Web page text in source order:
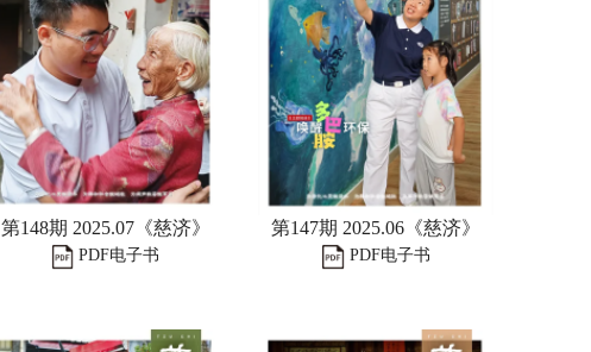
第148期 2025.07《慈济》
PDF电子书
第147期 2025.06《慈济》
PDF电子书